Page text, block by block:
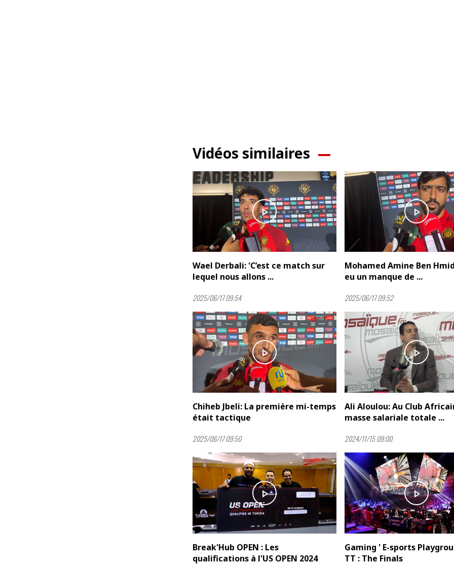
Vidéos similaires
play_arrow
Wael Derbali: 'C’est ce match sur
lequel nous allons ...
2025/06/17 09:54
play_arrow
Mohamed Amine Ben
eu un manque de ...
2025/06/17 09:52
play_arrow
Chiheb Jbeli: La première mi-temps
était tactique
2025/06/17 09:50
play_arrow
Ali Aloulou: Au Club
masse salariale totale ...
2024/11/15 09:00
play_arrow
Break'Hub OPEN : Les
qualifications à l'US OPEN 2024
play_arrow
Gaming ' E-sports
TT : The Finals